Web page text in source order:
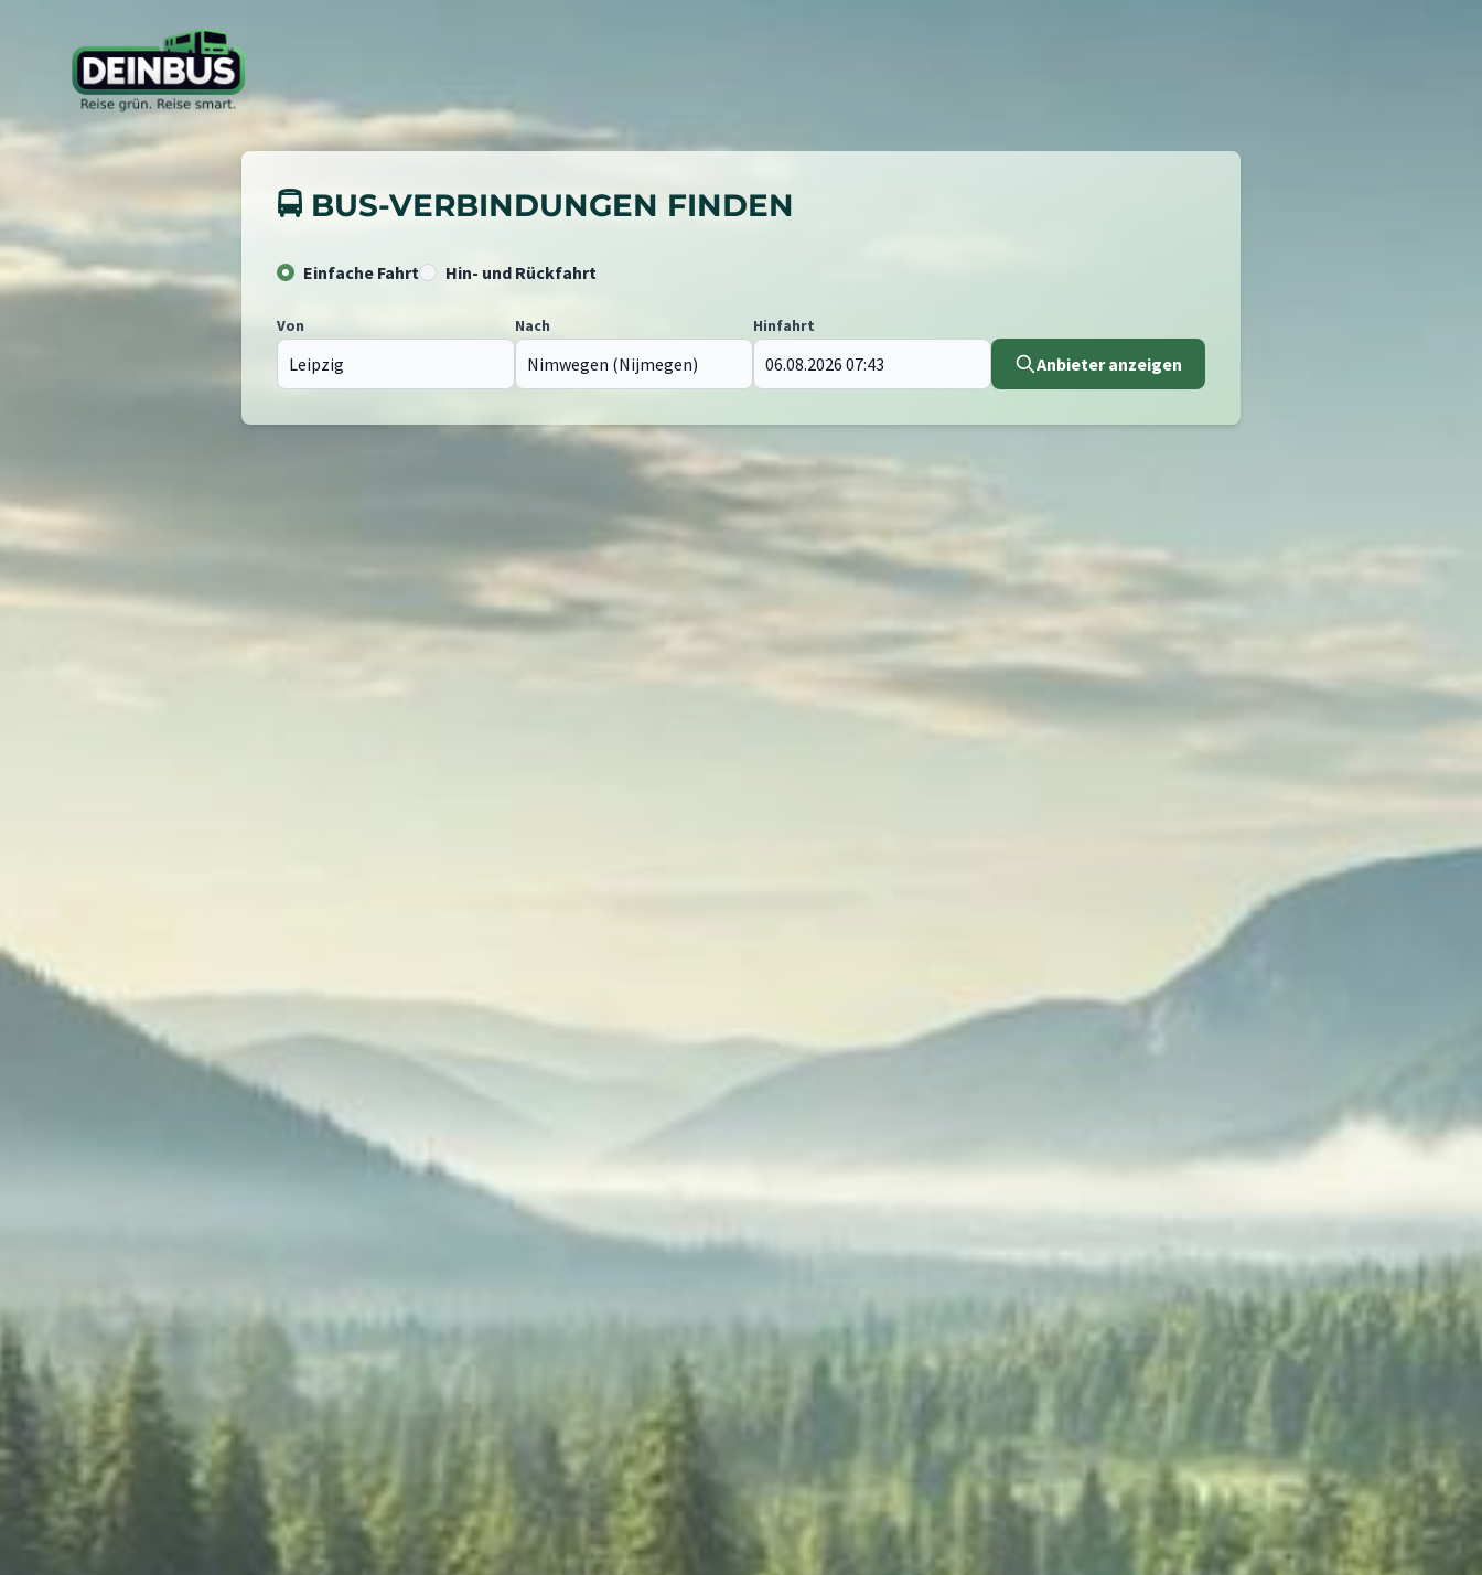
🚍 BUS-VERBINDUNGEN FINDEN
Einfache Fahrt Hin- und Rückfahrt
Von Nach Hinfahrt
Anbieter anzeigen